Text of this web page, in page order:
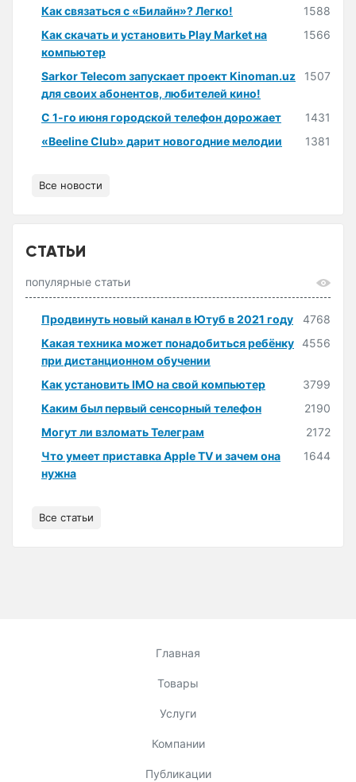
Как связаться с «Билайн»? Легко!
1588
Как скачать и установить Play Market на
компьютер
1566
Sarkor Telecom запускает проект Kinoman.uz
для своих абонентов, любителей кино!
1507
С 1-го июня городской телефон дорожает
1431
«Beeline Club» дарит новогодние мелодии
1381
Все новости
СТАТЬИ
популярные статьи
Продвинуть новый канал в Ютуб в 2021 году
4768
Какая техника может понадобиться ребёнку
при дистанционном обучении
4556
Как установить IMO на свой компьютер
3799
Каким был первый сенсорный телефон
2190
Могут ли взломать Телеграм
2172
Что умеет приставка Apple TV и зачем она
нужна
1644
Все статьи
Главная
Товары
Услуги
Компании
Публикации